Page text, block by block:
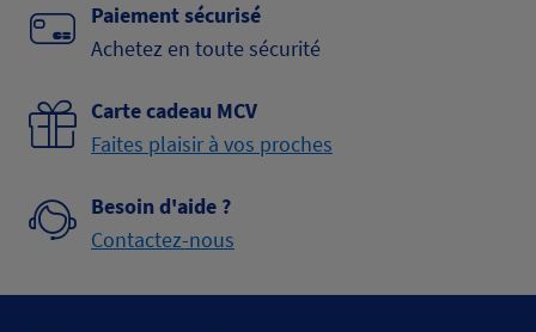
Paiement sécurisé
Achetez en toute sécurité
Carte cadeau MCV
Faites plaisir à vos proches
Besoin d'aide ?
Contactez-nous